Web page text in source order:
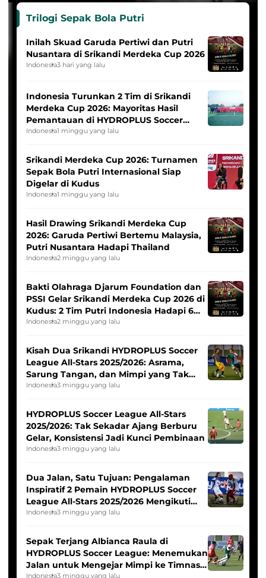
Trilogi Sepak Bola Putri
Inilah Skuad Garuda Pertiwi dan Putri
Nusantara di Srikandi Merdeka Cup 2026
Indonesia3 hari yang lalu
Indonesia Turunkan 2 Tim di Srikandi
Merdeka Cup 2026: Mayoritas Hasil
Pemantauan di HYDROPLUS Soccer
League
Indonesia1 minggu yang lalu
Srikandi Merdeka Cup 2026: Turnamen
Sepak Bola Putri Internasional Siap
Digelar di Kudus
Indonesia1 minggu yang lalu
Hasil Drawing Srikandi Merdeka Cup
2026: Garuda Pertiwi Bertemu Malaysia,
Putri Nusantara Hadapi Thailand
Indonesia2 minggu yang lalu
Bakti Olahraga Djarum Foundation dan
PSSI Gelar Srikandi Merdeka Cup 2026 di
Kudus: 2 Tim Putri Indonesia Hadapi 6
Tim Asia
Indonesia2 minggu yang lalu
Kisah Dua Srikandi HYDROPLUS Soccer
League All-Stars 2025/2026: Asrama,
Sarung Tangan, dan Mimpi yang Tak
Pernah Padam
Indonesia3 minggu yang lalu
HYDROPLUS Soccer League All-Stars
2025/2026: Tak Sekadar Ajang Berburu
Gelar, Konsistensi Jadi Kunci Pembinaan
Indonesia3 minggu yang lalu
Dua Jalan, Satu Tujuan: Pengalaman
Inspiratif 2 Pemain HYDROPLUS Soccer
League All-Stars 2025/2026 Mengikuti
Seleksi Timnas Indonesia Putri
Indonesia3 minggu yang lalu
Sepak Terjang Albianca Raula di
HYDROPLUS Soccer League: Menemukan
Jalan untuk Mengejar Mimpi ke Timnas
Indonesia3 minggu yang lalu